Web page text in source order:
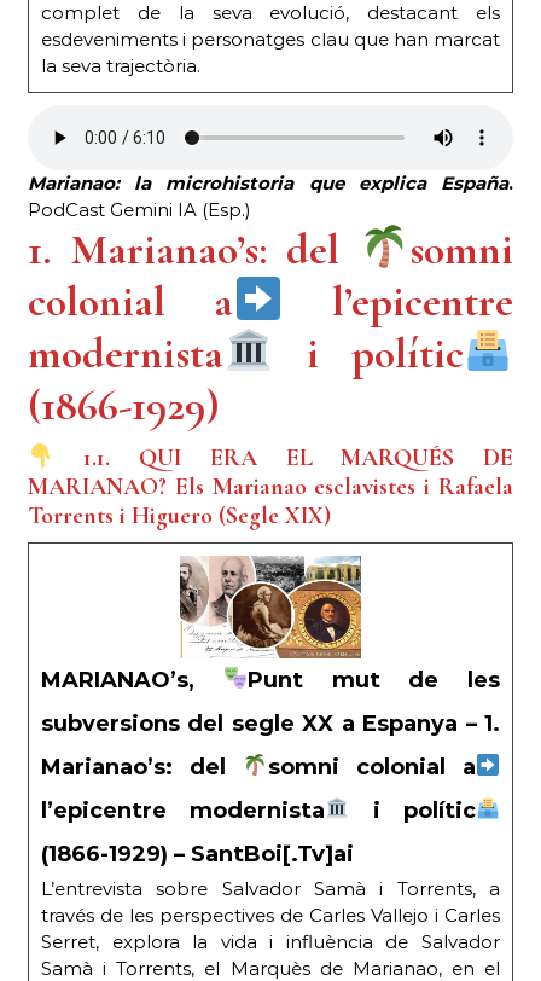
complet de la seva evolució, destacant els
esdeveniments i personatges clau que han marcat
la seva trajectòria.
Marianao: la microhistoria que explica España.
PodCast Gemini IA (Esp.)
1. Marianao’s: del
somni
colonial a
l’epicentre
modernista
i polític
(1866-1929)
1.1. QUI ERA EL MARQUÉS DE
MARIANAO? Els Marianao esclavistes i Rafaela
Torrents i Higuero (Segle XIX)
MARIANAO’s,
Punt mut de les
subversions del segle XX a Espanya – 1.
Marianao’s: del
somni colonial a
l’epicentre modernista
i polític
(1866-1929) – SantBoi[.Tv]ai
L’entrevista sobre Salvador Samà i Torrents, a
través de les perspectives de Carles Vallejo i Carles
Serret, explora la vida i influència de Salvador
Samà i Torrents, el Marquès de Marianao, en el